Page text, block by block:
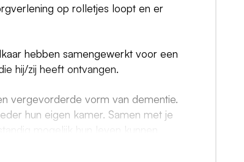
op rolletjes loopt en er
hebben samengewerkt voor een
hij/zij heeft ontvangen.
vergevorderde vorm van dementie.
hun eigen kamer. Samen met je
mogelijk hun leven kunnen